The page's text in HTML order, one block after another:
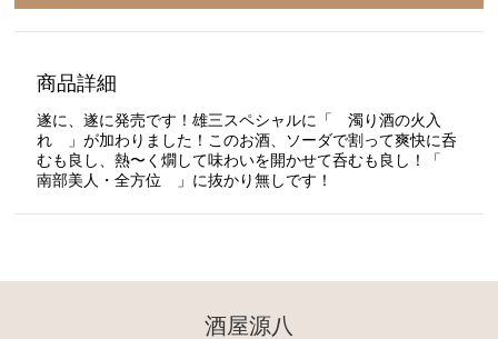
商品詳細
遂に、遂に発売です！雄三スペシャルに「 濁り酒の火入
れ 」が加わりました！このお酒、ソーダで割って爽快に呑
むも良し、熱〜く燗して味わいを開かせて呑むも良し！「
南部美人・全方位 」に抜かり無しです！
酒屋源八